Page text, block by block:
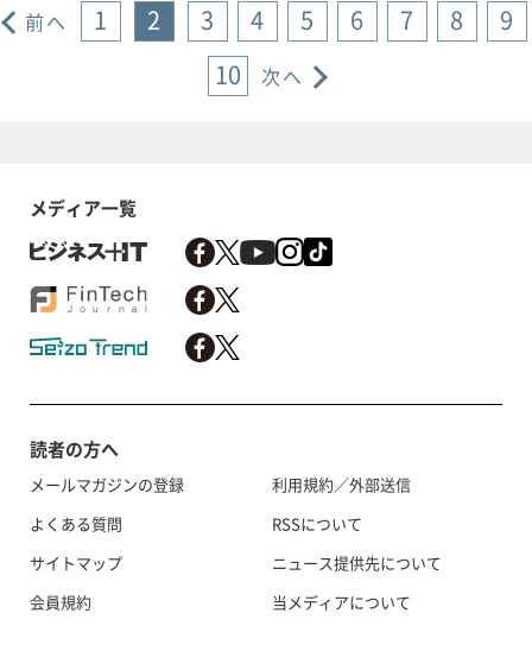
前へ 1 2 3 4 5 6 7 8
9
10
次へ
メディア一覧
読者の方へ
メールマガジンの登録
よくある質問
サイトマップ
会員規約
利用規約／外部送信
RSSについて
ニュース提供先について
当メディアについて